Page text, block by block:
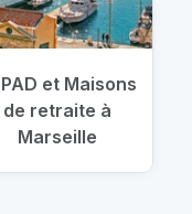
et Maisons
de retraite à
Marseille